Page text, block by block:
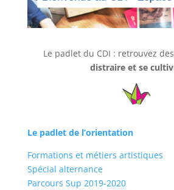
Le padlet du CDI : retrouvez
distraire et se
Le padlet de l’orientation
Formations et métiers artistiques
Spécial alternance
Parcours Sup 2019-2020